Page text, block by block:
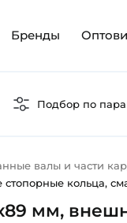
Бренды
Подбор по
валы и части
кольца,
мм,